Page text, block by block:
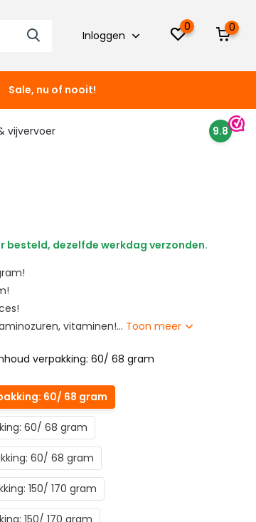
Inloggen
0 0
Sale, nu of nooit!
vijvervoer 9.8
besteld, dezelfde werkdag verzonden.
vitaminen!... Toon meer
verpakking: 60/ 68 gram
60/ 68 gram
60/ 68 gram
60/ 68 gram
150/ 170 gram
150/ 170 gram